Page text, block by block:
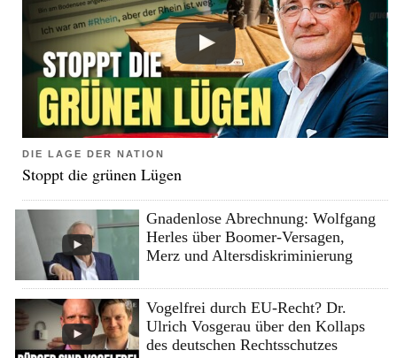
DIE LAGE DER NATION
Stoppt die grünen Lügen
Gnadenlose Abrechnung: Wolfgang
Herles über Boomer-Versagen,
Merz und Altersdiskriminierung
Vogelfrei durch EU-Recht? Dr.
Ulrich Vosgerau über den Kollaps
des deutschen Rechtsschutzes